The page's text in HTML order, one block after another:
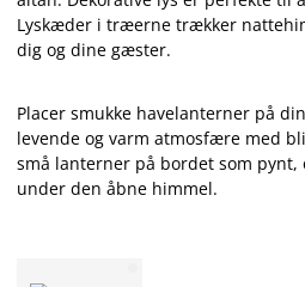
Lyskæder i træerne trækker
dig og dine gæster.
Placer smukke havelanterner på
levende og varm atmosfære med
små lanterner på bordet som
under den åbne himmel.